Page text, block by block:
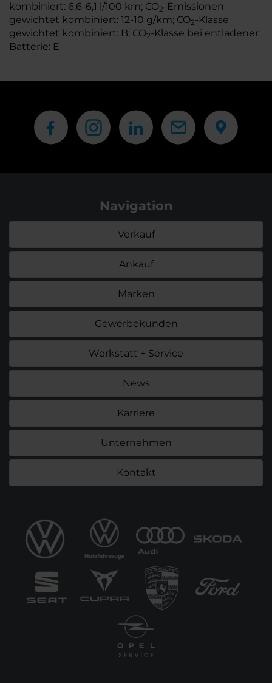
kombiniert: 6,6-6,1 l/100 km; CO2-Emissionen
gewichtet kombiniert: 12-10 g/km; CO2-Klasse
gewichtet kombiniert: B; CO2-Klasse bei entladener
Batterie: E
Navigation
Verkauf
Ankauf
Marken
Gewerbekunden
Werkstatt + Service
News
Karriere
Unternehmen
Kontakt